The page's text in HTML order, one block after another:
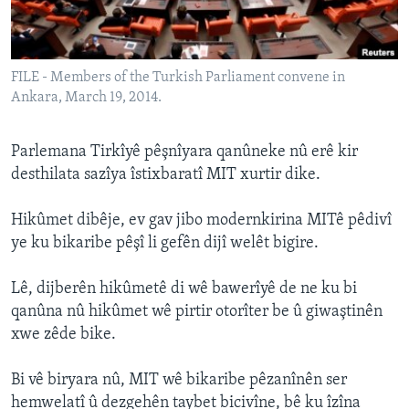
ÇAND Û HUNER
SERNIVÎS
SORANÎ
FOLLOW US
FILE - Members of the Turkish Parliament convene in
Ankara, March 19, 2014.
Parlemana Tirkîyê pêşnîyara qanûneke nû erê kir
desthilata sazîya îstixbaratî MIT xurtir dike.
Hikûmet dibêje, ev gav jibo modernkirina MITê pêdivî
ye ku bikaribe pêşî li gefên dijî welêt bigire.
Lê, dijberên hikûmetê di wê bawerîyê de ne ku bi
qanûna nû hikûmet wê pirtir otorîter be û giwaştinên
xwe zêde bike.
Bi vê biryara nû, MIT wê bikaribe pêzanînên ser
hemwelatî û dezgehên taybet bicivîne, bê ku îzîna